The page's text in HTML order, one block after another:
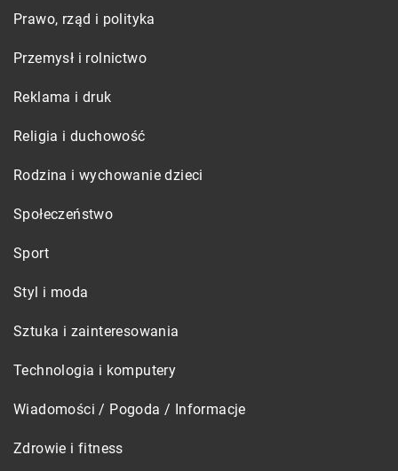
Prawo, rząd i polityka
Przemysł i rolnictwo
Reklama i druk
Religia i duchowość
Rodzina i wychowanie dzieci
Społeczeństwo
Sport
Styl i moda
Sztuka i zainteresowania
Technologia i komputery
Wiadomości / Pogoda / Informacje
Zdrowie i fitness